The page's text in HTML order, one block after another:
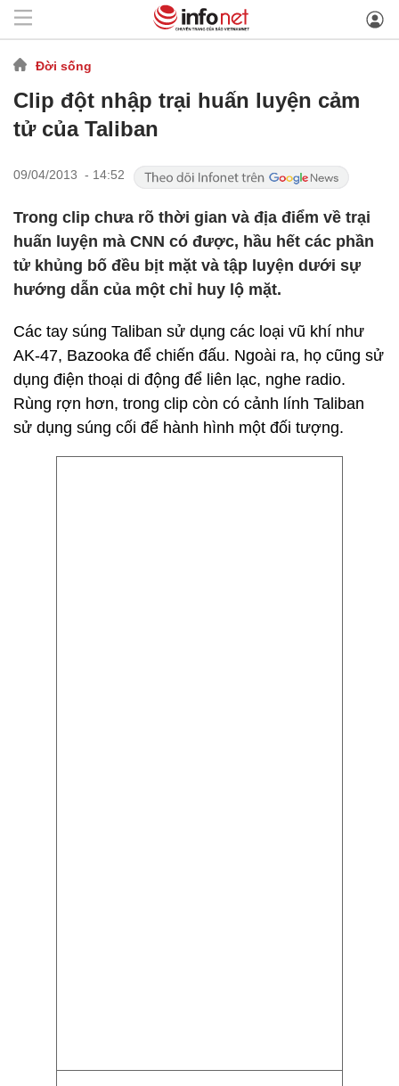
Đời sống
Clip đột nhập trại huấn luyện cảm
tử của Taliban
09/04/2013 - 14:52
Trong clip chưa rõ thời gian và địa điểm về trại
huấn luyện mà CNN có được, hầu hết các phần
tử khủng bố đều bịt mặt và tập luyện dưới sự
hướng dẫn của một chỉ huy lộ mặt.
Các tay súng Taliban sử dụng các loại vũ khí như
AK-47, Bazooka để chiến đấu. Ngoài ra, họ cũng sử
dụng điện thoại di động để liên lạc, nghe radio.
Rùng rợn hơn, trong clip còn có cảnh lính Taliban
sử dụng súng cối để hành hình một đối tượng.